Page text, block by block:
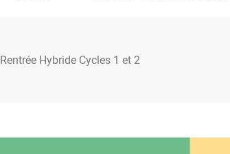
Rentrée Hybride Cycles 1 et 2